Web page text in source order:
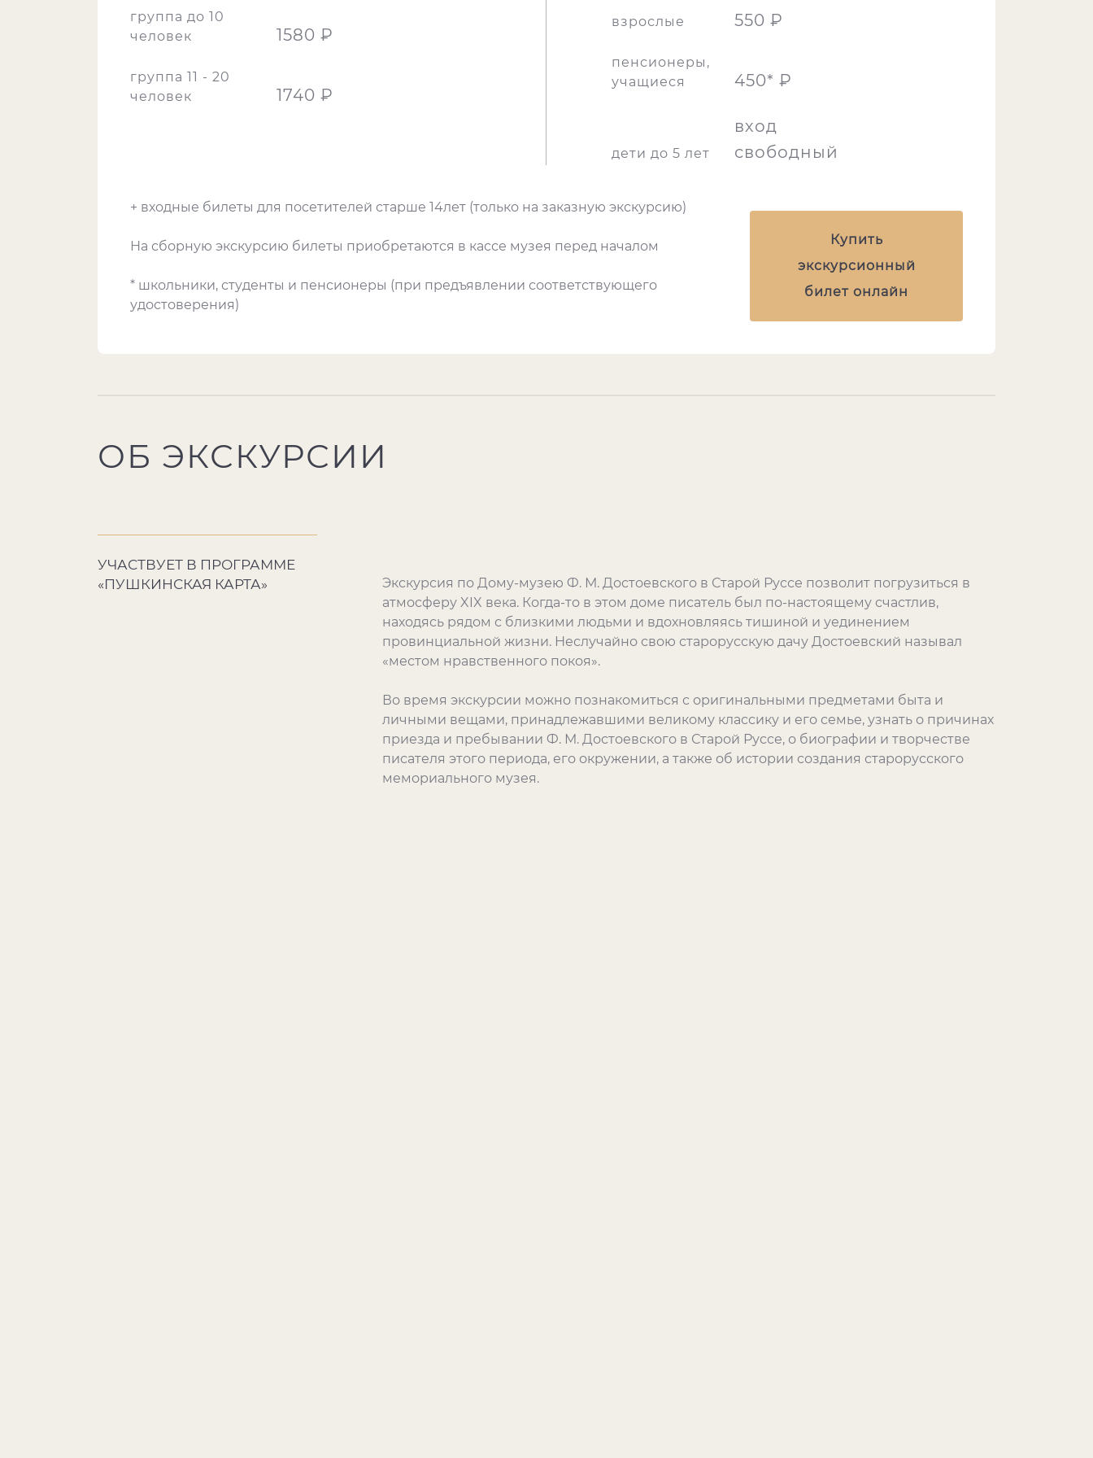
группа до 10
человек
1580 ₽
группа 11 - 20
человек
1740 ₽
взрослые 550 ₽
пенсионеры,
учащиеся
450* ₽
дети до 5 лет
вход
свободный
+ входные билеты для посетителей старше 14лет (только на заказную экскурсию)
На сборную экскурсию билеты приобретаются в кассе музея перед началом
* школьники, студенты и пенсионеры (при предъявлении соответствующего
удостоверения)
Купить
экскурсионный
билет онлайн
ОБ ЭКСКУРСИИ
УЧАСТВУЕТ В ПРОГРАММЕ
«ПУШКИНСКАЯ КАРТА»
Экскурсия по Дому-музею Ф. М. Достоевского в Старой Руссе позволит погрузиться в
атмосферу XIX века. Когда-то в этом доме писатель был по-настоящему счастлив,
находясь рядом с близкими людьми и вдохновляясь тишиной и уединением
провинциальной жизни. Неслучайно свою старорусскую дачу Достоевский называл
«местом нравственного покоя».
Во время экскурсии можно познакомиться с оригинальными предметами быта и
личными вещами, принадлежавшими великому классику и его семье, узнать о причинах
приезда и пребывании Ф. М. Достоевского в Старой Руссе, о биографии и творчестве
писателя этого периода, его окружении, а также об истории создания старорусского
мемориального музея.